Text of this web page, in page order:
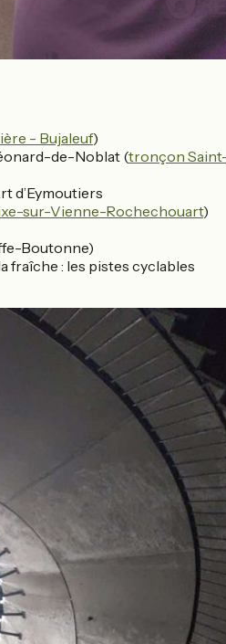
- Bujaleuf)
de-Noblat (tronçon
d’Eymoutiers
sur-Vienne-Rochechouart)
Boutonne)
fraîche : les pistes cyclables